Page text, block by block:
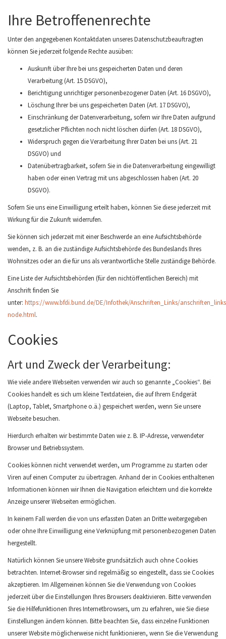
Ihre Betroffenenrechte
Unter den angegebenen Kontaktdaten unseres Datenschutzbeauftragten
können Sie jederzeit folgende Rechte ausüben:
Auskunft über Ihre bei uns gespeicherten Daten und deren
Verarbeitung (Art. 15 DSGVO),
Berichtigung unrichtiger personenbezogener Daten (Art. 16 DSGVO),
Löschung Ihrer bei uns gespeicherten Daten (Art. 17 DSGVO),
Einschränkung der Datenverarbeitung, sofern wir Ihre Daten aufgrund
gesetzlicher Pflichten noch nicht löschen dürfen (Art. 18 DSGVO),
Widerspruch gegen die Verarbeitung Ihrer Daten bei uns (Art. 21
DSGVO) und
Datenübertragbarkeit, sofern Sie in die Datenverarbeitung eingewilligt
haben oder einen Vertrag mit uns abgeschlossen haben (Art. 20
DSGVO).
Sofern Sie uns eine Einwilligung erteilt haben, können Sie diese jederzeit mit
Wirkung für die Zukunft widerrufen.
Sie können sich jederzeit mit einer Beschwerde an eine Aufsichtsbehörde
wenden, z. B. an die zuständige Aufsichtsbehörde des Bundeslands Ihres
Wohnsitzes oder an die für uns als verantwortliche Stelle zuständige Behörde.
Eine Liste der Aufsichtsbehörden (für den nichtöffentlichen Bereich) mit
Anschrift finden Sie
unter: https://www.bfdi.bund.de/DE/Infothek/Anschriften_Links/
node.html.
Cookies
Art und Zweck der Verarbeitung:
Wie viele andere Webseiten verwenden wir auch so genannte „Cookies“. Bei
Cookies handelt es sich um kleine Textdateien, die auf Ihrem Endgerät
(Laptop, Tablet, Smartphone o.ä.) gespeichert werden, wenn Sie unsere
Webseite besuchen.
Hierdurch erhalten wir bestimmte Daten wie z. B. IP-Adresse, verwendeter
Browser und Betriebssystem.
Cookies können nicht verwendet werden, um Programme zu starten oder
Viren auf einen Computer zu übertragen. Anhand der in Cookies enthaltenen
Informationen können wir Ihnen die Navigation erleichtern und die korrekte
Anzeige unserer Webseiten ermöglichen.
In keinem Fall werden die von uns erfassten Daten an Dritte weitergegeben
oder ohne Ihre Einwilligung eine Verknüpfung mit personenbezogenen Daten
hergestellt.
Natürlich können Sie unsere Website grundsätzlich auch ohne Cookies
betrachten. Internet-Browser sind regelmäßig so eingestellt, dass sie Cookies
akzeptieren. Im Allgemeinen können Sie die Verwendung von Cookies
jederzeit über die Einstellungen Ihres Browsers deaktivieren. Bitte verwenden
Sie die Hilfefunktionen Ihres Internetbrowsers, um zu erfahren, wie Sie diese
Einstellungen ändern können. Bitte beachten Sie, dass einzelne Funktionen
unserer Website möglicherweise nicht funktionieren, wenn Sie die Verwendung